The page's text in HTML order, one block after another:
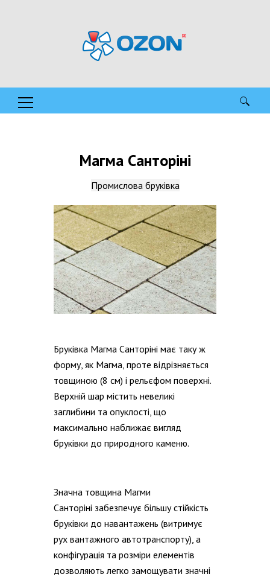
Пошук:
Магма Санторіні
Промислова бруківка
Бруківка Магма Санторіні має таку ж
форму, як Магма, проте відрізняється
товщиною (8 см) і рельєфом поверхні.
Верхній шар містить невеликі
заглибини та опуклості, що
максимально наближає вигляд
бруківки до природного каменю.
Значна товщина Магми
Санторіні забезпечує більшу стійкість
бруківки до навантажень (витримує
рух вантажного автотранспорту), а
конфігурація та розміри елементів
дозволяють легко замощувати значні